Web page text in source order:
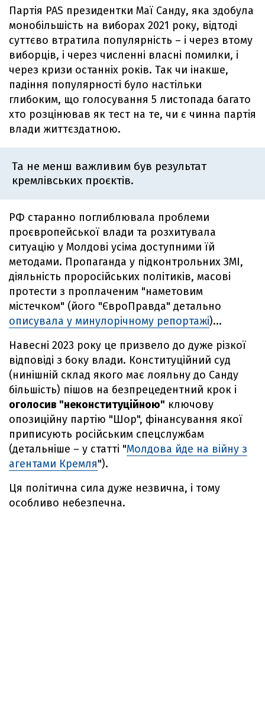
Партія PAS президентки Маї Санду, яка здобула
монобільшість на виборах 2021 року, відтоді
суттєво втратила популярність – і через втому
виборців, і через численні власні помилки, і
через кризи останніх років. Так чи інакше,
падіння популярності було настільки
глибоким, що голосування 5 листопада багато
хто розцінював як тест на те, чи є чинна партія
влади життєздатною.
Та не менш важливим був результат
кремлівських проєктів.
РФ старанно поглиблювала проблеми
проєвропейської влади та розхитувала
ситуацію у Молдові усіма доступними їй
методами. Пропаганда у підконтрольних ЗМІ,
діяльність проросійських політиків, масові
протести з проплаченим "наметовим
містечком" (його "ЄвроПравда" детально
описувала у минулорічному репортажі)...
Навесні 2023 року це призвело до дуже різкої
відповіді з боку влади. Конституційний суд
(нинішній склад якого має лояльну до Санду
більшість) пішов на безпрецедентний крок і
оголосив "неконституційною" ключову
опозиційну партію "Шор", фінансування якої
приписують російським спецслужбам
(детальніше – у статті "Молдова йде на війну з
агентами Кремля").
Ця політична сила дуже незвична, і тому
особливо небезпечна.